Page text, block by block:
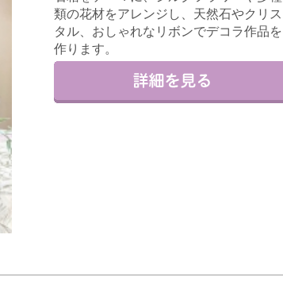
類の花材をアレンジし、天然石やクリス
タル、おしゃれなリボンでデコラ作品を
作ります。